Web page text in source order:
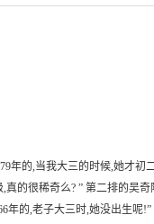
年的,当我大三的时候,她才
的很稀奇么? ” 第二排的吴
年的,老子大三时,她没出生呢